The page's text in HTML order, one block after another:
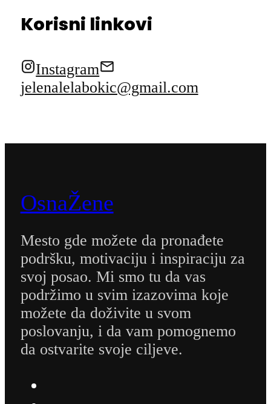
Korisni linkovi
Instagram
jelenalelabokic@gmail.com
OsnaŽene
Mesto gde možete da pronađete
podršku, motivaciju i inspiraciju za
svoj posao. Mi smo tu da vas
podržimo u svim izazovima koje
možete da doživite u svom
poslovanju, i da vam pomognemo
da ostvarite svoje ciljeve.